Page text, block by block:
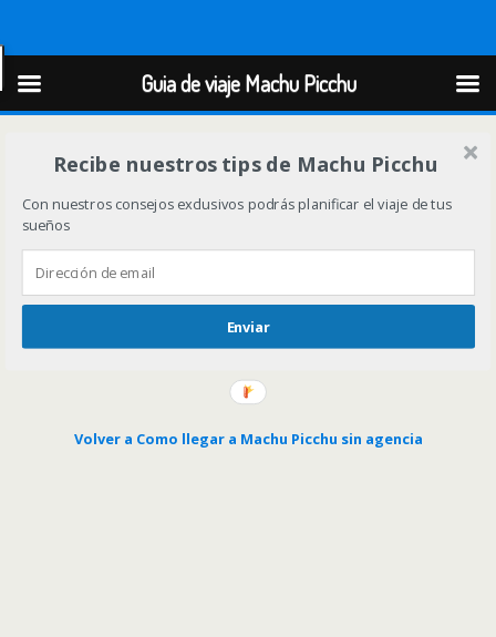
Guia de viaje Machu Picchu
Recibe nuestros tips de Machu Picchu
Con nuestros consejos exclusivos podrás planificar el viaje de tus
sueños
Enviar
Volver a Como llegar a Machu Picchu sin agencia
Guia de viaje Machu Picchu